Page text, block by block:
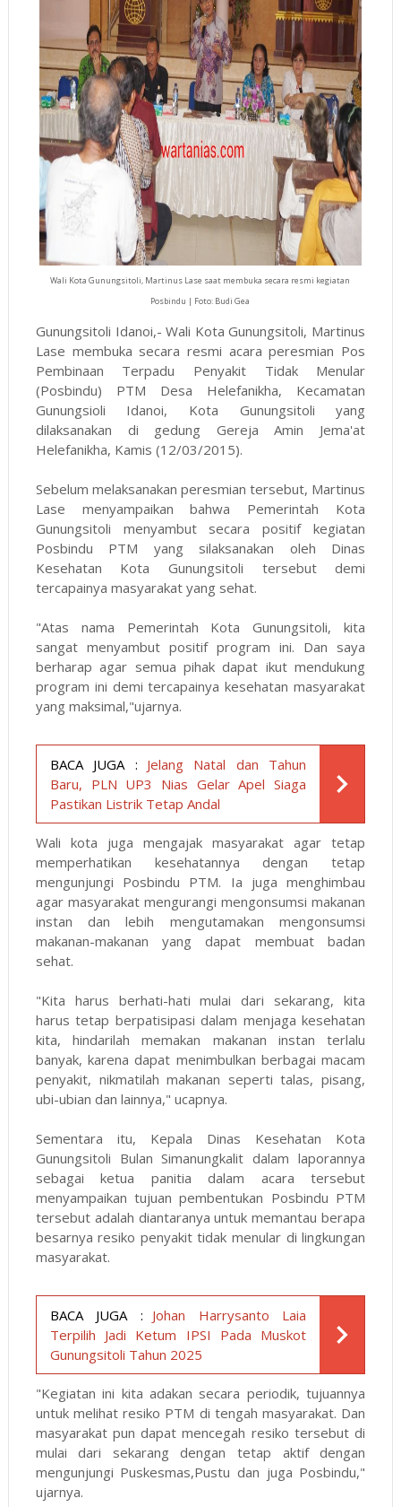
Wali Kota Gunungsitoli, Martinus Lase saat membuka secara resmi kegiatan
Posbindu | Foto: Budi Gea
Gunungsitoli Idanoi,- Wali Kota Gunungsitoli, Martinus
Lase membuka secara resmi acara peresmian Pos
Pembinaan Terpadu Penyakit Tidak Menular
(Posbindu) PTM Desa Helefanikha, Kecamatan
Gunungsioli Idanoi, Kota Gunungsitoli yang
dilaksanakan di gedung Gereja Amin Jema'at
Helefanikha, Kamis (12/03/2015).
Sebelum melaksanakan peresmian tersebut, Martinus
Lase menyampaikan bahwa Pemerintah Kota
Gunungsitoli menyambut secara positif kegiatan
Posbindu PTM yang silaksanakan oleh Dinas
Kesehatan Kota Gunungsitoli tersebut demi
tercapainya masyarakat yang sehat.
"Atas nama Pemerintah Kota Gunungsitoli, kita
sangat menyambut positif program ini. Dan saya
berharap agar semua pihak dapat ikut mendukung
program ini demi tercapainya kesehatan masyarakat
yang maksimal,"ujarnya.
BACA JUGA : Jelang Natal dan Tahun
Baru, PLN UP3 Nias Gelar Apel Siaga
Pastikan Listrik Tetap Andal
Wali kota juga mengajak masyarakat agar tetap
memperhatikan kesehatannya dengan tetap
mengunjungi Posbindu PTM. Ia juga menghimbau
agar masyarakat mengurangi mengonsumsi makanan
instan dan lebih mengutamakan mengonsumsi
makanan-makanan yang dapat membuat badan
sehat.
"Kita harus berhati-hati mulai dari sekarang, kita
harus tetap berpatisipasi dalam menjaga kesehatan
kita, hindarilah memakan makanan instan terlalu
banyak, karena dapat menimbulkan berbagai macam
penyakit, nikmatilah makanan seperti talas, pisang,
ubi-ubian dan lainnya," ucapnya.
Sementara itu, Kepala Dinas Kesehatan Kota
Gunungsitoli Bulan Simanungkalit dalam laporannya
sebagai ketua panitia dalam acara tersebut
menyampaikan tujuan pembentukan Posbindu PTM
tersebut adalah diantaranya untuk memantau berapa
besarnya resiko penyakit tidak menular di lingkungan
masyarakat.
BACA JUGA : Johan Harrysanto Laia
Terpilih Jadi Ketum IPSI Pada Muskot
Gunungsitoli Tahun 2025
"Kegiatan ini kita adakan secara periodik, tujuannya
untuk melihat resiko PTM di tengah masyarakat. Dan
masyarakat pun dapat mencegah resiko tersebut di
mulai dari sekarang dengan tetap aktif dengan
mengunjungi Puskesmas,Pustu dan juga Posbindu,"
ujarnya.